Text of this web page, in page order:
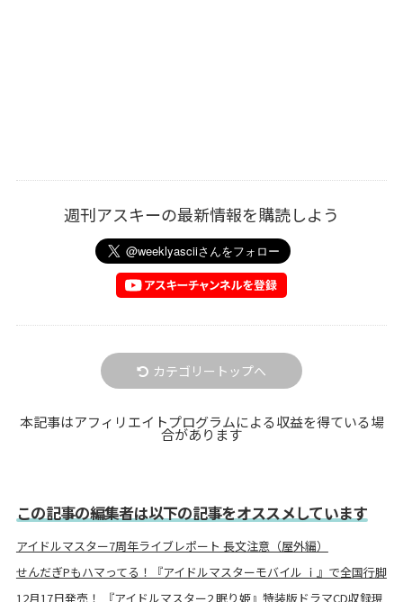
週刊アスキーの最新情報を購読しよう
カテゴリートップへ
本記事はアフィリエイトプログラムによる収益を得ている場
合があります
この記事の編集者は以下の記事をオススメしています
アイドルマスター7周年ライブレポート 長文注意（屋外編）
せんだぎPもハマってる！『アイドルマスターモバイル ｉ』で全国行脚
12月17日発売！ 『アイドルマスター2 眠り姫』特装版ドラマCD収録現